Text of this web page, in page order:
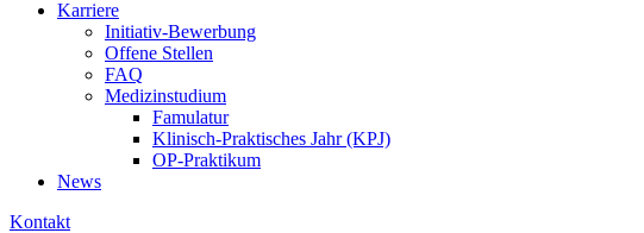
Karriere
Initiativ-Bewerbung
Offene Stellen
FAQ
Medizinstudium
Famulatur
Klinisch-Praktisches Jahr (KPJ)
OP-Praktikum
News
Kontakt